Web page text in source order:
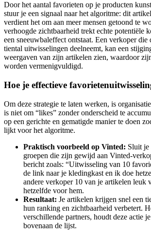
Door het aantal favorieten op je producten
stuur je een signaal naar het algoritme: dit
verdient het om aan meer mensen getoond te
verhoogde zichtbaarheid trekt echte potentiële
een sneeuwbaleffect ontstaat. Een verkoper die
tiental uitwisselingen deelneemt, kan een
weergaven van zijn artikelen zien, waardoor
worden vermenigvuldigd.
Hoe je effectieve
Om deze strategie te laten werken, is
is niet om “likes” zonder onderscheid te
op een gerichte en gematigde manier te doen
lijkt voor het algoritme.
Praktisch voorbeeld op Vinted: Sluit je
groepen die zijn gewijd aan Vinted-
bericht zoals: “Uitwisseling van 10
de link naar je kledingkast en ik doe
andere verkoper 10 van je artikelen leuk
hetzelfde voor hem.
Resultaat: Je artikelen krijgen snel een
hun ranking en zichtbaarheid verbetert.
verschillende partners, houdt deze actie
bovenaan de lijst.